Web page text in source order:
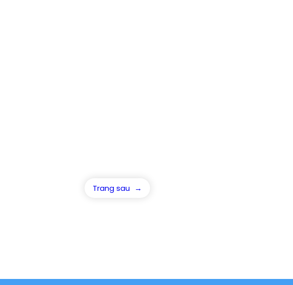
Trang sau →